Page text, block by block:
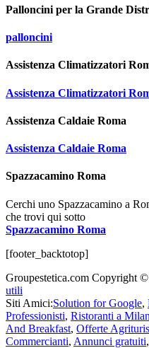
Palloncini per la Grande
palloncini
Assistenza Climatizzatori
Assistenza Climatizzatori
Assistenza Caldaie Roma
Assistenza Caldaie Roma
Spazzacamino Roma
Cerchi uno Spazzacamino a
che trovi qui sotto
Spazzacamino Roma
[footer_backtotop]
Groupestetica.com Copyright
utili
Siti Amici:Solution for Google,
Professionisti, Ristoranti a
And Breakfast, Offerte
Commercianti, Annunci gratuiti,